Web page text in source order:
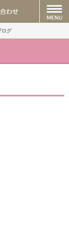
ログ